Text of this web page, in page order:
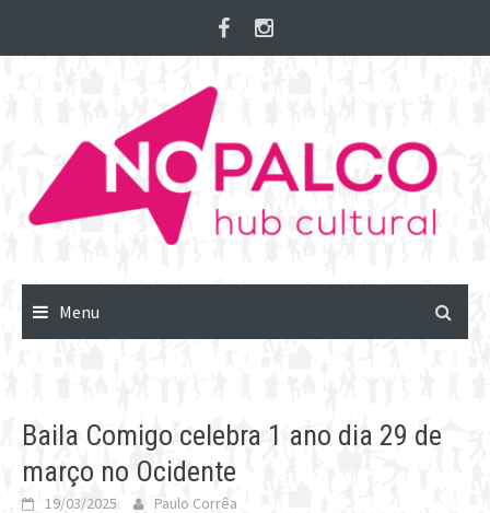
Menu
Baila Comigo celebra 1 ano dia 29 de
março no Ocidente
19/03/2025 Paulo Corrêa